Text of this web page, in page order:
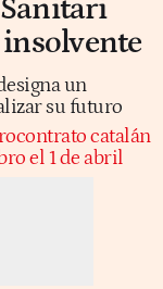
insolvente
un
su futuro
catalán
el 1 de abril